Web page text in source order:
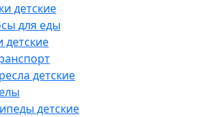
детские
для еды
детские
детские
детские